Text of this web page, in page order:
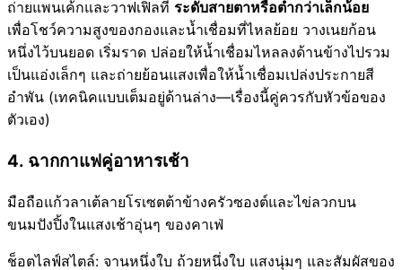
ถ่ายแพนเค้กและวาฟเฟิลที่ ระดับสายตาหรือต่ำกว่าเล็กน้อย
เพื่อโชว์ความสูงของกองและน้ำเชื่อมที่ไหลย้อย วางเนยก้อน
หนึ่งไว้บนยอด เริ่มราด ปล่อยให้น้ำเชื่อมไหลลงด้านข้างไปรวม
เป็นแอ่งเล็กๆ และถ่ายย้อนแสงเพื่อให้น้ำเชื่อมเปล่งประกายสี
อำพัน (เทคนิคแบบเต็มอยู่ด้านล่าง—เรื่องนี้คู่ควรกับหัวข้อของ
ตัวเอง)
4. ฉากกาแฟคู่อาหารเช้า
มือถือแก้วลาเต้ลายโรเซตต้าข้างครัวซองต์และไข่ลวกบน
ขนมปังปิ้งในแสงเช้าอุ่นๆ ของคาเฟ่
ช็อตไลฟ์สไตล์: จานหนึ่งใบ ถ้วยหนึ่งใบ แสงนุ่มๆ และสัมผัสของ